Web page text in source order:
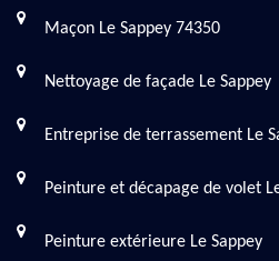
Maçon Le Sappey 74350
Nettoyage de façade Le Sappey
Entreprise de terrassement Le
Peinture et décapage de volet
Peinture extérieure Le Sappey